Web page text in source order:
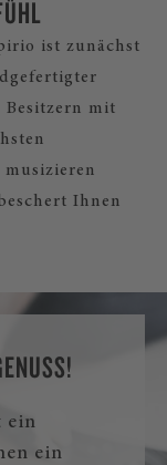
ist zunächst
Besitzern mit
musizieren
Ihnen
ein
ein